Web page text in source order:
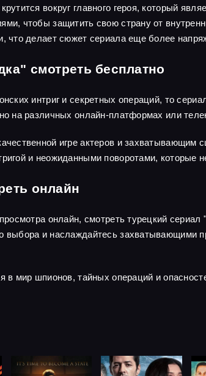
вокруг главного героя, который
чтобы защитить свою страну от
что делает сюжет сериала еще более
смотреть бесплатно
интриг и секретных операций, то
на различных онлайн-платформах или
игре актеров и
и неожиданными поворотами, которые
онлайн
онлайн, смотреть турецкий
и наслаждайтесь захватывающими
в мир шпионов, тайных операций и